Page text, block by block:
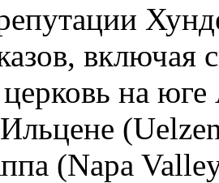
включая
церковь на
(Napa